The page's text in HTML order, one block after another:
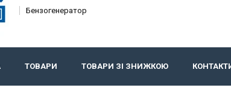
Бензогенератор
ТОВАРИ ТОВАРИ ЗІ ЗНИЖКОЮ